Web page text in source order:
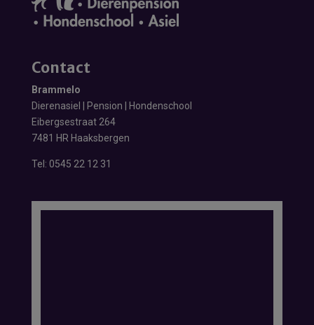
Contact
Brammelo
Dierenasiel | Pension | Hondenschool
Eibergsestraat 264
7481 HR Haaksbergen
Tel: 0545 22 12 31